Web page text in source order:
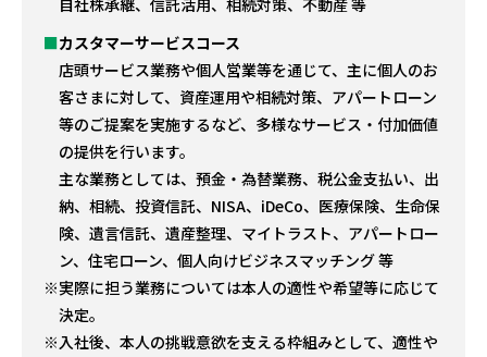
自社株承継、信託活用、相続対策、不動産 等
カスタマーサービスコース
店頭サービス業務や個人営業等を通じて、主に個人のお
客さまに対して、資産運用や相続対策、アパートローン
等のご提案を実施するなど、多様なサービス・付加価値
の提供を行います。
主な業務としては、預金・為替業務、税公金支払い、出
納、相続、投資信託、NISA、iDeCo、医療保険、生命保
険、遺言信託、遺産整理、マイトラスト、アパートロー
ン、住宅ローン、個人向けビジネスマッチング 等
実際に担う業務については本人の適性や希望等に応じて
決定。
入社後、本人の挑戦意欲を支える枠組みとして、適性や